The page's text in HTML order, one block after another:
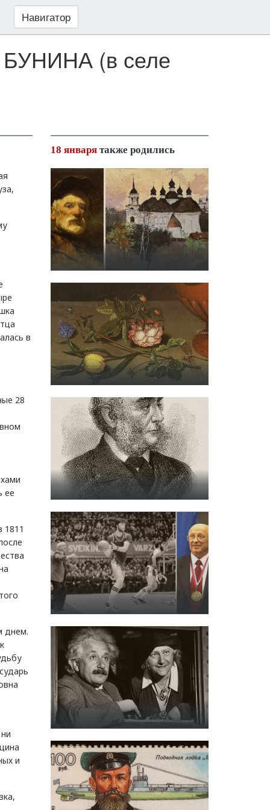
Навигатор
БУНИНА (в селе
в
28
ее
1811
днем.
и
18 январятакже родились